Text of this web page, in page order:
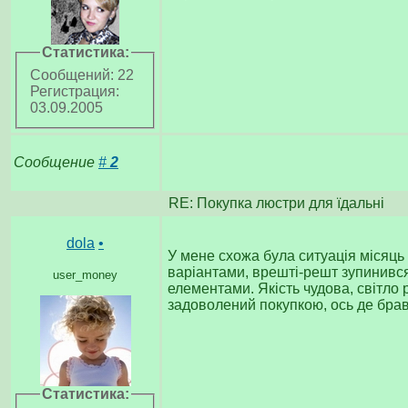
Статистика:
Сообщений: 22
Регистрация:
03.09.2005
Сообщение # 2
RE: Покупка люстри для їдальні
dola •
user_money
Статистика:
У мене схожа була ситуація
варіантами, врешті-решт
елементами. Якість чудова,
задоволений покупкою, ось де